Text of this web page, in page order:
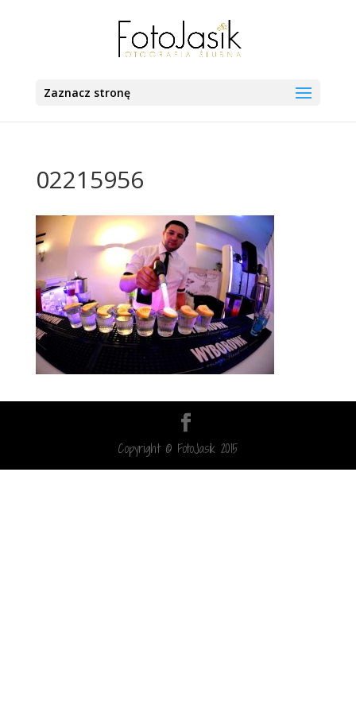
Zaznacz stronę
02215956
Copyright © FotoJasik 2015